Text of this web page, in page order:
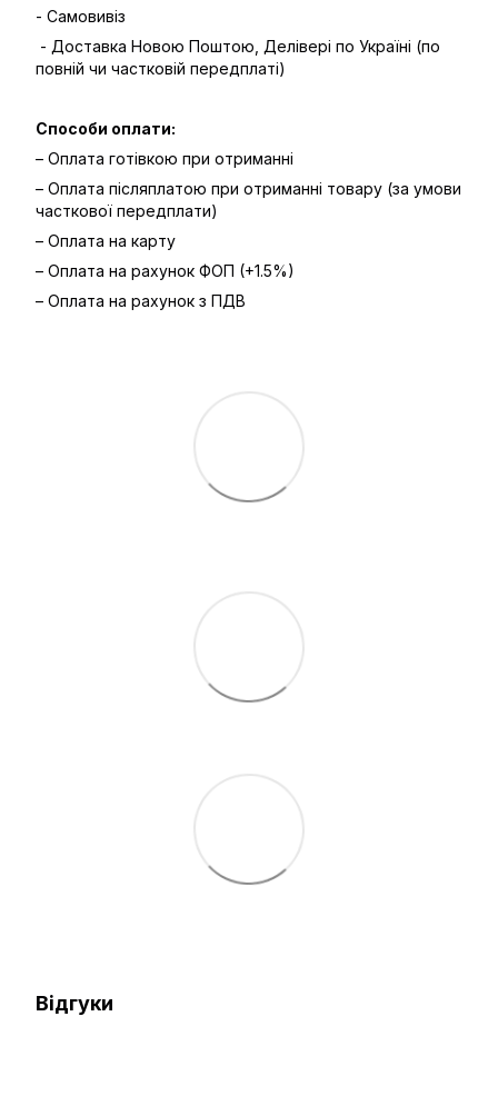
- Самовивіз
- Доставка Новою Поштою, Делівері по Україні (по
повній чи частковій передплаті)
Способи оплати:
– Оплата готівкою при отриманні
– Оплата післяплатою при отриманні товару (за умови
часткової передплати)
– Оплата на карту
– Оплата на рахунок ФОП (+1.5%)
– Оплата на рахунок з ПДВ
Відгуки